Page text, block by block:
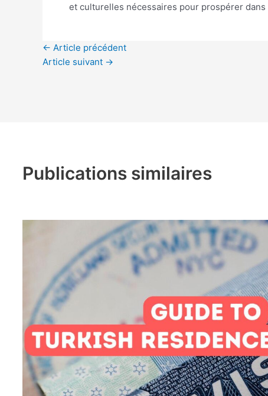
et culturelles nécessaires pour prospérer
← Article précédent
Article suivant →
Publications similaires